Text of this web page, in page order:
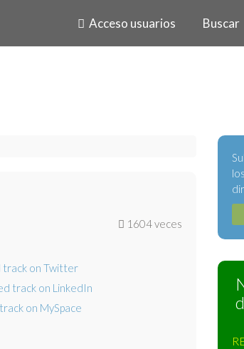
Acceso usuarios Buscar
1604 veces